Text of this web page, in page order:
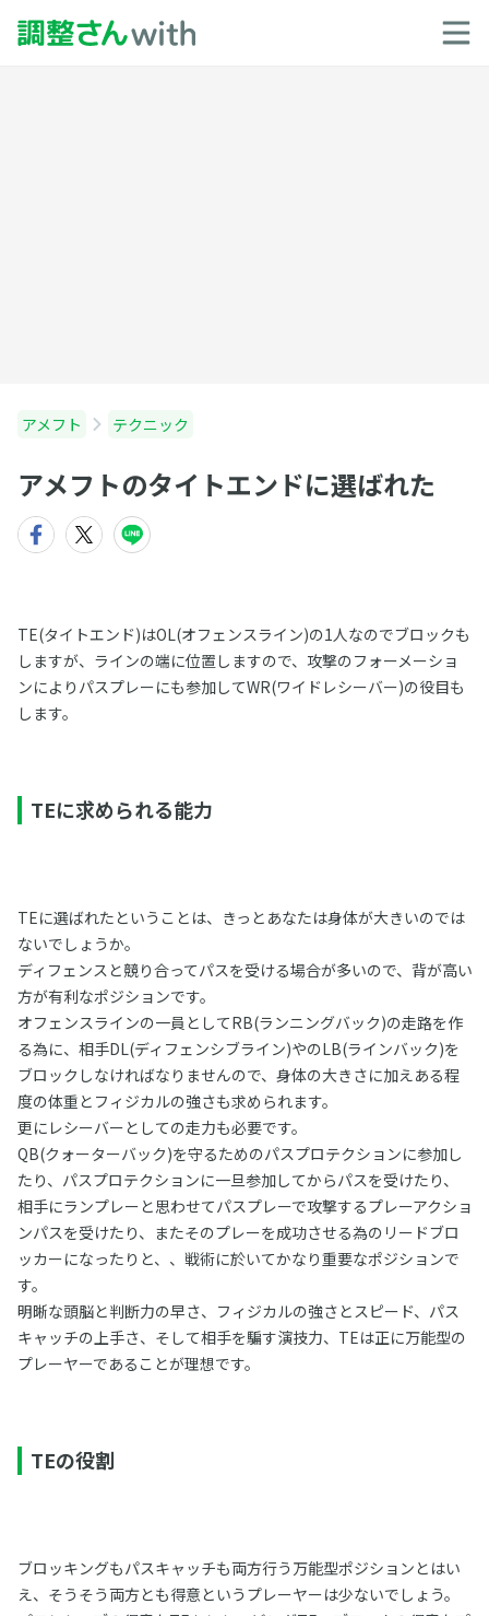
アメフト テクニック
アメフトのタイトエンドに選ばれた
TE(タイトエンド)はOL(オフェンスライン)の1人なのでブロックも
しますが、ラインの端に位置しますので、攻撃のフォーメーショ
ンによりパスプレーにも参加してWR(ワイドレシーバー)の役目も
します。
TEに求められる能力
TEに選ばれたということは、きっとあなたは身体が大きいのでは
ないでしょうか。
ディフェンスと競り合ってパスを受ける場合が多いので、背が高い
方が有利なポジションです。
オフェンスラインの一員としてRB(ランニングバック)の走路を作
る為に、相手DL(ディフェンシブライン)やのLB(ラインバック)を
ブロックしなければなりませんので、身体の大きさに加えある程
度の体重とフィジカルの強さも求められます。
更にレシーバーとしての走力も必要です。
QB(クォーターバック)を守るためのパスプロテクションに参加し
たり、パスプロテクションに一旦参加してからパスを受けたり、
相手にランプレーと思わせてパスプレーで攻撃するプレーアクショ
ンパスを受けたり、またそのプレーを成功させる為のリードブロ
ッカーになったりと、、戦術に於いてかなり重要なポジションで
す。
明晰な頭脳と判断力の早さ、フィジカルの強さとスピード、パス
キャッチの上手さ、そして相手を騙す演技力、TEは正に万能型の
プレーヤーであることが理想です。
TEの役割
ブロッキングもパスキャッチも両方行う万能型ポジションとはい
え、そうそう両方とも得意というプレーヤーは少ないでしょう。